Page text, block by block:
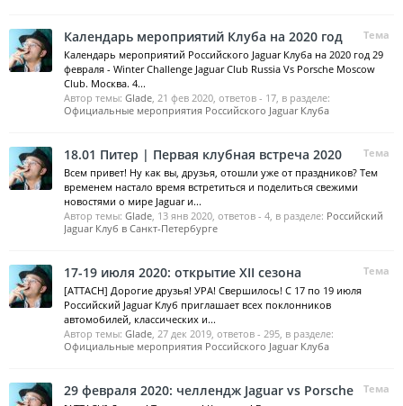
Тема
Календарь мероприятий Клуба на 2020 год
Календарь мероприятий Российского Jaguar Клуба на 2020 год 29
февраля - Winter Challenge Jaguar Club Russia Vs Porsche Moscow
Club. Москва. 4...
Автор темы: Glade, 21 фев 2020, ответов - 17, в разделе:
Официальные мероприятия Российского Jaguar Клуба
Тема
18.01 Питер | Первая клубная встреча 2020
Всем привет! Ну как вы, друзья, отошли уже от праздников? Тем
временем настало время встретиться и поделиться свежими
новостями о мире Jaguar и...
Автор темы: Glade, 13 янв 2020, ответов - 4, в разделе: Российский
Jaguar Клуб в Санкт-Петербурге
Тема
17-19 июля 2020: открытие XII сезона
[ATTACH] Дорогие друзья! УРА! Свершилось! С 17 по 19 июля
Российский Jaguar Клуб приглашает всех поклонников
автомобилей, классических и...
Автор темы: Glade, 27 дек 2019, ответов - 295, в разделе:
Официальные мероприятия Российского Jaguar Клуба
Тема
29 февраля 2020: челлендж Jaguar vs Porsche